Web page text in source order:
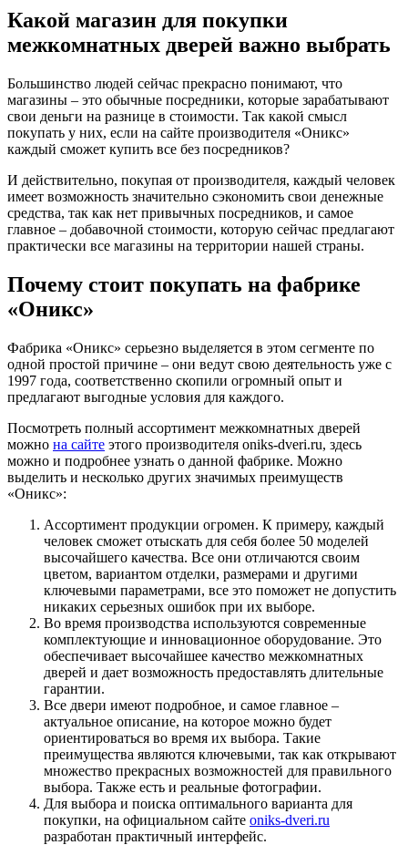
Какой магазин для покупки
межкомнатных дверей важно выбрать
Большинство людей сейчас прекрасно понимают, что
магазины – это обычные посредники, которые зарабатывают
свои деньги на разнице в стоимости. Так какой смысл
покупать у них, если на сайте производителя «Оникс»
каждый сможет купить все без посредников?
И действительно, покупая от производителя, каждый человек
имеет возможность значительно сэкономить свои денежные
средства, так как нет привычных посредников, и самое
главное – добавочной стоимости, которую сейчас предлагают
практически все магазины на территории нашей страны.
Почему стоит покупать на фабрике
«Оникс»
Фабрика «Оникс» серьезно выделяется в этом сегменте по
одной простой причине – они ведут свою деятельность уже с
1997 года, соответственно скопили огромный опыт и
предлагают выгодные условия для каждого.
Посмотреть полный ассортимент межкомнатных дверей
можно на сайте этого производителя oniks-dveri.ru, здесь
можно и подробнее узнать о данной фабрике. Можно
выделить и несколько других значимых преимуществ
«Оникс»:
Ассортимент продукции огромен. К примеру, каждый
человек сможет отыскать для себя более 50 моделей
высочайшего качества. Все они отличаются своим
цветом, вариантом отделки, размерами и другими
ключевыми параметрами, все это поможет не допустить
никаких серьезных ошибок при их выборе.
Во время производства используются современные
комплектующие и инновационное оборудование. Это
обеспечивает высочайшее качество межкомнатных
дверей и дает возможность предоставлять длительные
гарантии.
Все двери имеют подробное, и самое главное –
актуальное описание, на которое можно будет
ориентироваться во время их выбора. Такие
преимущества являются ключевыми, так как открывают
множество прекрасных возможностей для правильного
выбора. Также есть и реальные фотографии.
Для выбора и поиска оптимального варианта для
покупки, на официальном сайте oniks-dveri.ru
разработан практичный интерфейс.